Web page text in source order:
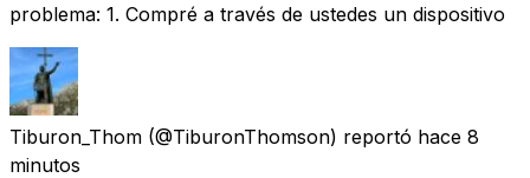
problema: 1. Compré a través de ustedes un dispositivo
Tiburon_Thom (@TiburonThomson) reportó hace 8
minutos